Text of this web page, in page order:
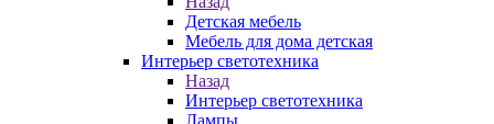
Детская мебель
Мебель для дома детская
Интерьер светотехника
Назад
Интерьер светотехника
Лампы